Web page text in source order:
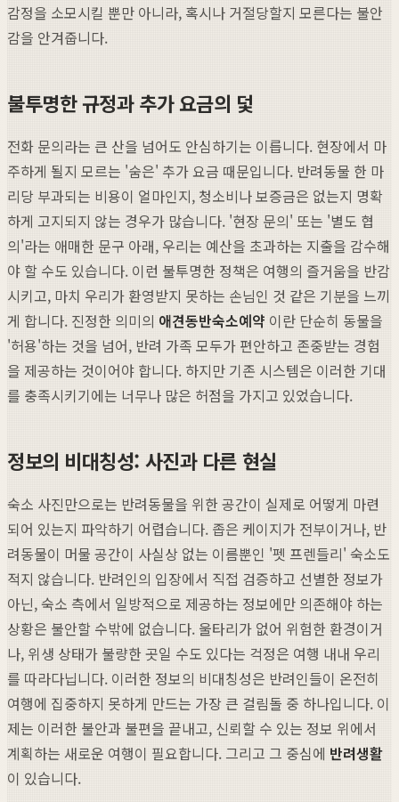
감정을 소모시킬 뿐만 아니라, 혹시나 거절당할지 모른다는 불안
감을 안겨줍니다.
불투명한 규정과 추가 요금의 덫
전화 문의라는 큰 산을 넘어도 안심하기는 이릅니다. 현장에서 마
주하게 될지 모르는 '숨은' 추가 요금 때문입니다. 반려동물 한 마
리당 부과되는 비용이 얼마인지, 청소비나 보증금은 없는지 명확
하게 고지되지 않는 경우가 많습니다. '현장 문의' 또는 '별도 협
의'라는 애매한 문구 아래, 우리는 예산을 초과하는 지출을 감수해
야 할 수도 있습니다. 이런 불투명한 정책은 여행의 즐거움을 반감
시키고, 마치 우리가 환영받지 못하는 손님인 것 같은 기분을 느끼
게 합니다. 진정한 의미의 애견동반숙소예약 이란 단순히 동물을
'허용'하는 것을 넘어, 반려 가족 모두가 편안하고 존중받는 경험
을 제공하는 것이어야 합니다. 하지만 기존 시스템은 이러한 기대
를 충족시키기에는 너무나 많은 허점을 가지고 있었습니다.
정보의 비대칭성: 사진과 다른 현실
숙소 사진만으로는 반려동물을 위한 공간이 실제로 어떻게 마련
되어 있는지 파악하기 어렵습니다. 좁은 케이지가 전부이거나, 반
려동물이 머물 공간이 사실상 없는 이름뿐인 '펫 프렌들리' 숙소도
적지 않습니다. 반려인의 입장에서 직접 검증하고 선별한 정보가
아닌, 숙소 측에서 일방적으로 제공하는 정보에만 의존해야 하는
상황은 불안할 수밖에 없습니다. 울타리가 없어 위험한 환경이거
나, 위생 상태가 불량한 곳일 수도 있다는 걱정은 여행 내내 우리
를 따라다닙니다. 이러한 정보의 비대칭성은 반려인들이 온전히
여행에 집중하지 못하게 만드는 가장 큰 걸림돌 중 하나입니다. 이
제는 이러한 불안과 불편을 끝내고, 신뢰할 수 있는 정보 위에서
계획하는 새로운 여행이 필요합니다. 그리고 그 중심에 반려생활
이 있습니다.